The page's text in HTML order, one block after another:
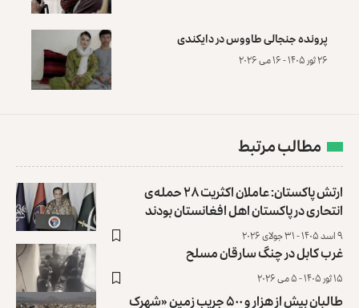
پرونده‌ جنجالی طاووس در دایکندی
۲۶ ثور ۱۴۰۵ - ۱۶ می ۲۰۲۶
مطالب مرتبط
ارتش پاکستان: عاملان اکثریت ۲۸ حمله‌ی
انتحاری در پاکستان اهل افغانستان بودند
۹ اسد ۱۴۰۵ - ۳۱ جولای ۲۰۲۶
غرب کابل در چنگ سارقان مسلح
۱۵ ثور ۱۴۰۵ - ۵ می ۲۰۲۶
طالبان بیش از هزار و ۵۰۰ جریب زمین «شهرک